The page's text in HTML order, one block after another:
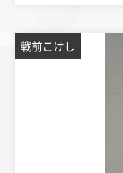
戦前こけし